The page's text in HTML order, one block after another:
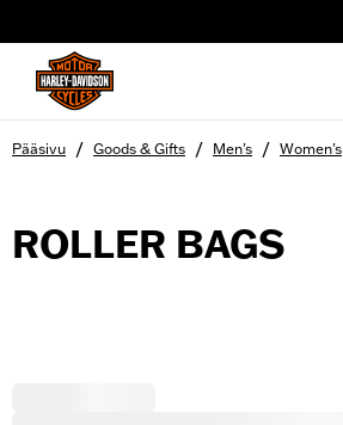
Pääsivu / Goods & Gifts / Men's / Women's
ROLLER BAGS